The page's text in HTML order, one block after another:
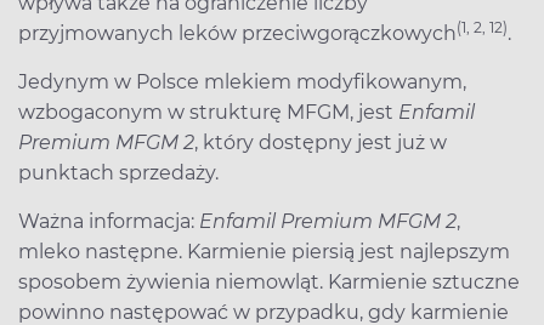
przyjmowanych leków przeciwgorączkowych(1, 2, 12).
Jedynym w Polsce mlekiem modyfikowanym,
wzbogaconym w strukturę MFGM, jest Enfamil
Premium MFGM 2, który dostępny jest już w
punktach sprzedaży.
Ważna informacja: Enfamil Premium MFGM 2,
mleko następne. Karmienie piersią jest najlepszym
sposobem żywienia niemowląt. Karmienie sztuczne
powinno następować w przypadku, gdy karmienie